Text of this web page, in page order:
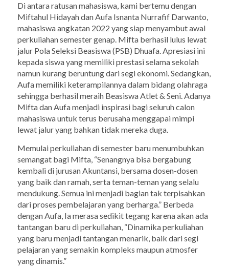
Di antara ratusan mahasiswa, kami bertemu dengan
Miftahul Hidayah dan Aufa Isnanta Nurrafif Darwanto,
mahasiswa angkatan 2022 yang siap menyambut awal
perkuliahan semester genap. Mifta berhasil lulus lewat
jalur Pola Seleksi Beasiswa (PSB) Dhuafa. Apresiasi ini
kepada siswa yang memiliki prestasi selama sekolah
namun kurang beruntung dari segi ekonomi. Sedangkan,
Aufa memiliki keterampilannya dalam bidang olahraga
sehingga berhasil meraih Beasiswa Atlet & Seni. Adanya
Mifta dan Aufa menjadi inspirasi bagi seluruh calon
mahasiswa untuk terus berusaha menggapai mimpi
lewat jalur yang bahkan tidak mereka duga.
Memulai perkuliahan di semester baru menumbuhkan
semangat bagi Mifta, “Senangnya bisa bergabung
kembali di jurusan Akuntansi, bersama dosen-dosen
yang baik dan ramah, serta teman-teman yang selalu
mendukung. Semua ini menjadi bagian tak terpisahkan
dari proses pembelajaran yang berharga.” Berbeda
dengan Aufa, Ia merasa sedikit tegang karena akan ada
tantangan baru di perkuliahan, “Dinamika perkuliahan
yang baru menjadi tantangan menarik, baik dari segi
pelajaran yang semakin kompleks maupun atmosfer
yang dinamis.”